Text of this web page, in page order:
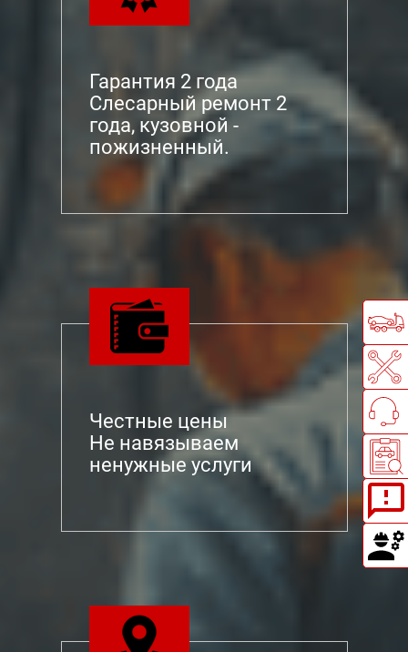
Гарантия 2 года
Слесарный ремонт 2
года, кузовной -
пожизненный.
Честные цены
Не навязываем
ненужные услуги